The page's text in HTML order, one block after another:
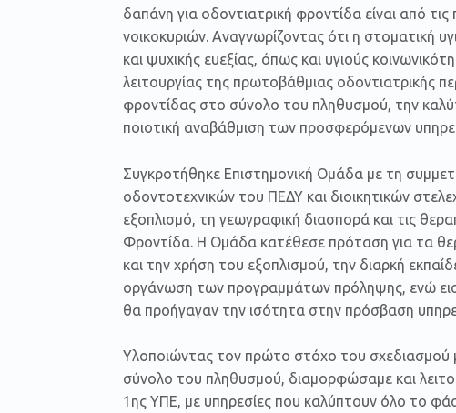
δαπάνη για οδοντιατρική φροντίδα είναι από
νοικοκυριών. Αναγνωρίζοντας ότι η στοματική
και ψυχικής ευεξίας, όπως και υγιούς
λειτουργίας της πρωτοβάθμιας οδοντιατρικής
φροντίδας στο σύνολο του πληθυσμού, την
ποιοτική αναβάθμιση των προσφερόμενων
Συγκροτήθηκε Επιστημονική Ομάδα με τη
οδοντοτεχνικών του ΠΕΔΥ και διοικητικών
εξοπλισμό, τη γεωγραφική διασπορά και τις
Φροντίδα. Η Ομάδα κατέθεσε πρόταση για τα
και την χρήση του εξοπλισμού, την διαρκή
οργάνωση των προγραμμάτων πρόληψης, ενώ
θα προήγαγαν την ισότητα στην πρόσβαση
Υλοποιώντας τον πρώτο στόχο του σχεδιασμού
σύνολο του πληθυσμού, διαμορφώσαμε και
1ης ΥΠΕ, με υπηρεσίες που καλύπτουν όλο το